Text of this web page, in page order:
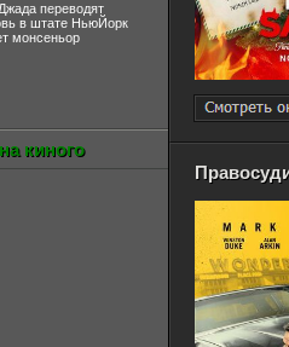
переводят
в штате НьюЙорк
монсеньор
киного